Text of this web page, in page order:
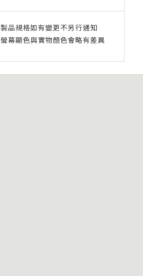
製品規格如有變更不另行通知
螢幕顯色與實物顏色會略有差異